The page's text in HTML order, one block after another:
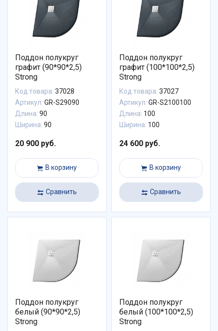
Поддон полукруг
графит (90*90*2,5)
Strong
Код товара: 37028
Артикул: GR-S29090
Длина: 90
Ширина: 90
20 900 руб.
В корзину
Сравнить
Поддон полукруг
графит (100*100*2,5)
Strong
Код товара: 37027
Артикул: GR-S2100100
Длина: 100
Ширина: 100
24 600 руб.
В корзину
Сравнить
Поддон полукруг
белый (90*90*2,5)
Strong
Поддон полукруг
белый (100*100*2,5)
Strong